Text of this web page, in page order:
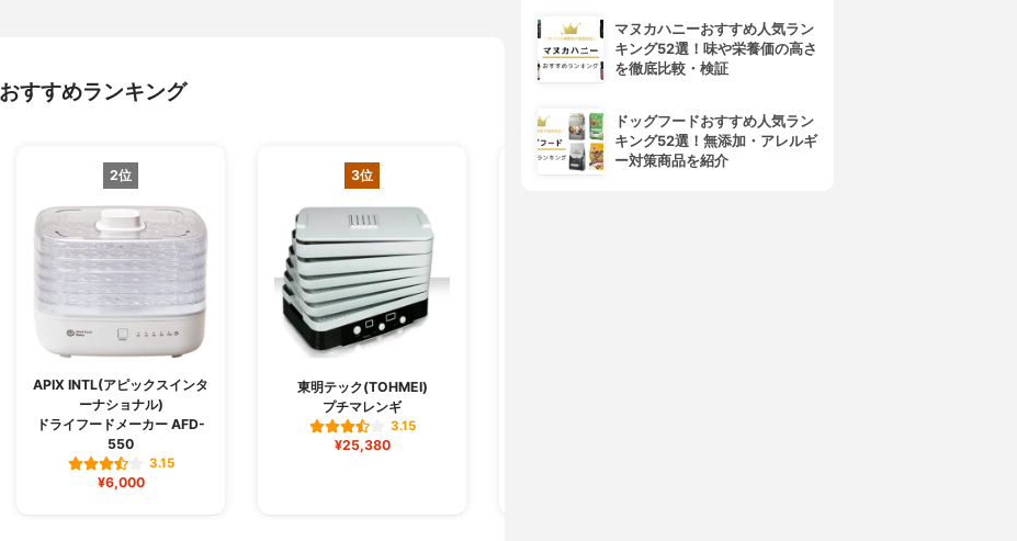
すすめランキング
2位
APIX INTL(アピックスインタ
ーナショナル)
ドライフードメーカー AFD-
550
3.15
¥6,000
3位
東明テック(TOHMEI)
プチマレンギ
3.15
¥25,380
4位
マヌカハニーおすすめ人気ラン
キング52選！味や栄養価の高さ
を徹底比較・検証
ドッグフードおすすめ人気ラン
キング52選！無添加・アレルギ
ー対策商品を紹介